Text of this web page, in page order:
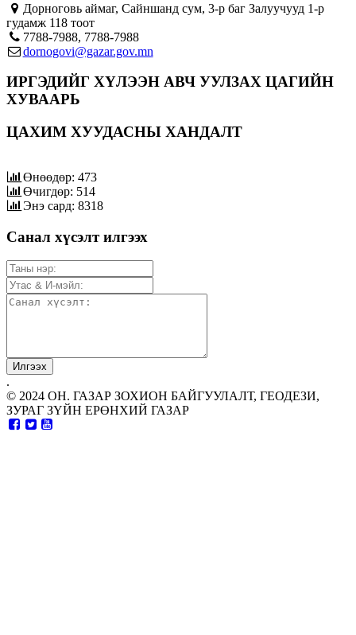
Дорноговь аймаг, Сайншанд сум, 3-р баг Залуучууд 1-р
гудамж 118 тоот
7788-7988, 7788-7988
dornogovi@gazar.gov.mn
ИРГЭДИЙГ ХҮЛЭЭН АВЧ УУЛЗАХ ЦАГИЙН
ХУВААРЬ
ЦАХИМ ХУУДАСНЫ ХАНДАЛТ
Өнөөдөр: 473
Өчигдөр: 514
Энэ сард: 8318
Санал хүсэлт илгээх
.
© 2024 ОН. ГАЗАР ЗОХИОН БАЙГУУЛАЛТ, ГЕОДЕЗИ,
ЗУРАГ ЗҮЙН ЕРӨНХИЙ ГАЗАР